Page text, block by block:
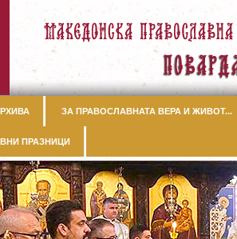
ЗА ПРАВОСЛАВНАТА ВЕРА И ЖИВОТ...
ПРАЗНИЦИ